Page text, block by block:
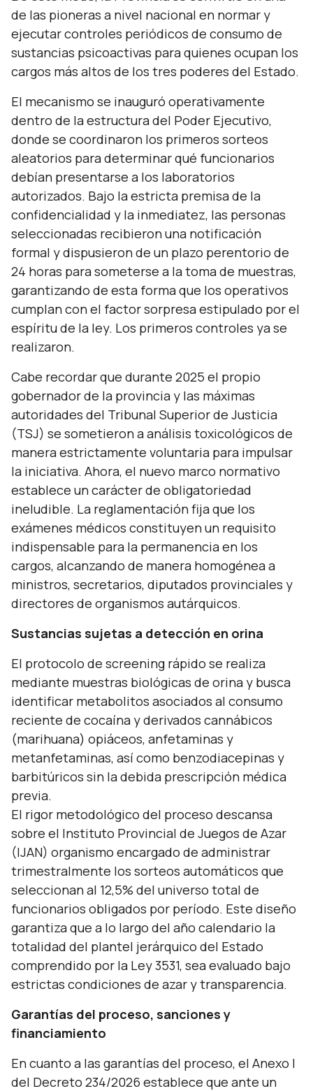
de las pioneras a nivel nacional en normar y
ejecutar controles periódicos de consumo de
sustancias psicoactivas para quienes ocupan los
cargos más altos de los tres poderes del Estado.
El mecanismo se inauguró operativamente
dentro de la estructura del Poder Ejecutivo,
donde se coordinaron los primeros sorteos
aleatorios para determinar qué funcionarios
debían presentarse a los laboratorios
autorizados. Bajo la estricta premisa de la
confidencialidad y la inmediatez, las personas
seleccionadas recibieron una notificación
formal y dispusieron de un plazo perentorio de
24 horas para someterse a la toma de muestras,
garantizando de esta forma que los operativos
cumplan con el factor sorpresa estipulado por el
espíritu de la ley. Los primeros controles ya se
realizaron.
Cabe recordar que durante 2025 el propio
gobernador de la provincia y las máximas
autoridades del Tribunal Superior de Justicia
(TSJ) se sometieron a análisis toxicológicos de
manera estrictamente voluntaria para impulsar
la iniciativa. Ahora, el nuevo marco normativo
establece un carácter de obligatoriedad
ineludible. La reglamentación fija que los
exámenes médicos constituyen un requisito
indispensable para la permanencia en los
cargos, alcanzando de manera homogénea a
ministros, secretarios, diputados provinciales y
directores de organismos autárquicos.
Sustancias sujetas a detección en orina
El protocolo de screening rápido se realiza
mediante muestras biológicas de orina y busca
identificar metabolitos asociados al consumo
reciente de cocaína y derivados cannábicos
(marihuana) opiáceos, anfetaminas y
metanfetaminas, así como benzodiacepinas y
barbitúricos sin la debida prescripción médica
previa.
El rigor metodológico del proceso descansa
sobre el Instituto Provincial de Juegos de Azar
(IJAN) organismo encargado de administrar
trimestralmente los sorteos automáticos que
seleccionan al 12,5% del universo total de
funcionarios obligados por período. Este diseño
garantiza que a lo largo del año calendario la
totalidad del plantel jerárquico del Estado
comprendido por la Ley 3531, sea evaluado bajo
estrictas condiciones de azar y transparencia.
Garantías del proceso, sanciones y
financiamiento
En cuanto a las garantías del proceso, el Anexo I
del Decreto 234/2026 establece que ante un